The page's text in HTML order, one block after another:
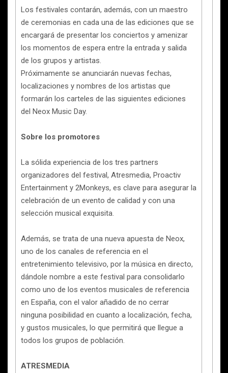
Los festivales contarán, además, con un maestro
de ceremonias en cada una de las ediciones que se
encargará de presentar los conciertos y amenizar
los momentos de espera entre la entrada y salida
de los grupos y artistas.
Próximamente se anunciarán nuevas fechas,
localizaciones y nombres de los artistas que
formarán los carteles de las siguientes ediciones
del Neox Music Day.
Sobre los promotores
La sólida experiencia de los tres partners
organizadores del festival, Atresmedia, Proactiv
Entertainment y 2Monkeys, es clave para asegurar la
celebración de un evento de calidad y con una
selección musical exquisita.
Además, se trata de una nueva apuesta de Neox,
uno de los canales de referencia en el
entretenimiento televisivo, por la música en directo,
dándole nombre a este festival para consolidarlo
como uno de los eventos musicales de referencia
en España, con el valor añadido de no cerrar
ninguna posibilidad en cuanto a localización, fecha,
y gustos musicales, lo que permitirá que llegue a
todos los grupos de población.
ATRESMEDIA